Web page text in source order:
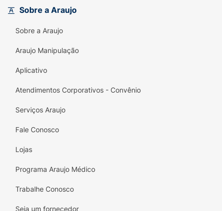
é um produto pensado para todos: é
totalmente
intolerantes) e possui
Açúcares, além de ser rico em cálcio e
É a nutrição pesada que o seu corpo exige
com a versatilidade e a cremosidade que a
sua rotina merece!
Principais Benefícios:
Matriz Proteica 3W:
intermediária e prolongada.
Sabor Gourmet:
Sobre a Araujo
Sobre a Araujo
Araujo Manipulação
Aplicativo
Atendimentos Corporativos - Convênio
Serviços Araujo
Fale Conosco
Lojas
Programa Araujo Médico
Trabalhe Conosco
Seja um fornecedor